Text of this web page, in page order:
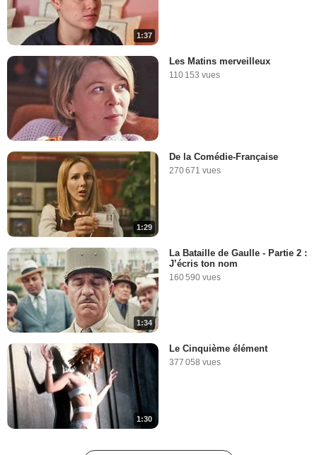
1:37
Les Matins merveilleux
110 153 vues
1:29
De la Comédie-Française
270 671 vues
1:34
La Bataille de Gaulle - Partie 2 :
J’écris ton nom
160 590 vues
1:30
Le Cinquième élément
377 058 vues